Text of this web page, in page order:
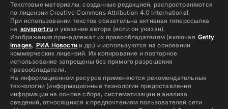
Текстовые материалы, созданные редакцией, распространяются
по лицензии Creative Commons Attribution 4.0 International.
При использовании текстов обязательна активная гиперссылка
на sovsport.ruи указание автора (если он указан).
Изображения принадлежат их правообладателям (включая Getty
Images, РИА Новостии др.) и используются на основании
коммерческих лицензий. Их копирование и повторное
использование запрещены без прямого разрешения
правообладателя.
На информационном ресурсе применяются рекомендательные
технологии (информационные технологии предоставления
информации на основе сбора, систематизации и анализа
сведений, относящихся к предпочтениям пользователей сети